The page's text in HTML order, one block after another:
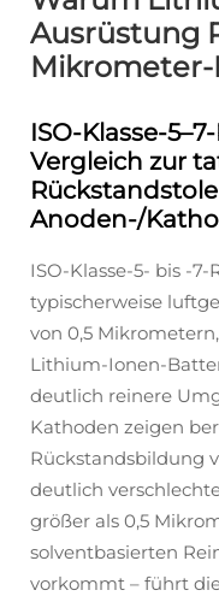
Ausrüstung
ISO-Klasse-
Vergleich zur
Anoden-/
ISO-Klasse-5- bis -
typischerweise
von 0,5
Lithium-Ionen-
deutlich reinere
Kathoden zeigen
Rückstandsbildung
deutlich
größer als 0,5
solventbasierten
vorkommt – führt